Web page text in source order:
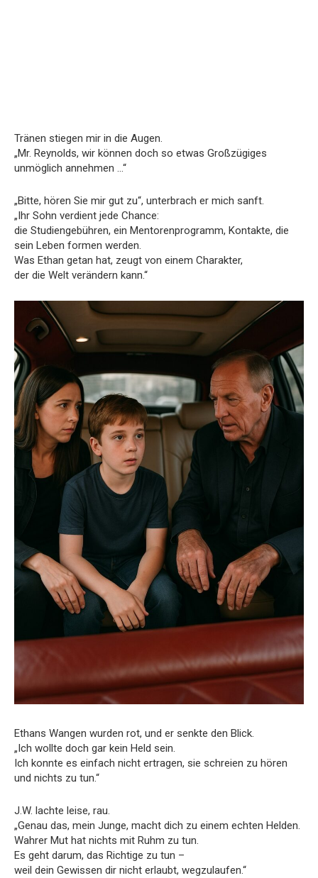
Tränen stiegen mir in die Augen.
„Mr. Reynolds, wir können doch so etwas Großzügiges
unmöglich annehmen …“
„Bitte, hören Sie mir gut zu“, unterbrach er mich sanft.
„Ihr Sohn verdient jede Chance:
die Studiengebühren, ein Mentorenprogramm, Kontakte, die
sein Leben formen werden.
Was Ethan getan hat, zeugt von einem Charakter,
der die Welt verändern kann.“
Ethans Wangen wurden rot, und er senkte den Blick.
„Ich wollte doch gar kein Held sein.
Ich konnte es einfach nicht ertragen, sie schreien zu hören
und nichts zu tun.“
J.W. lachte leise, rau.
„Genau das, mein Junge, macht dich zu einem echten Helden.
Wahrer Mut hat nichts mit Ruhm zu tun.
Es geht darum, das Richtige zu tun –
weil dein Gewissen dir nicht erlaubt, wegzulaufen.“